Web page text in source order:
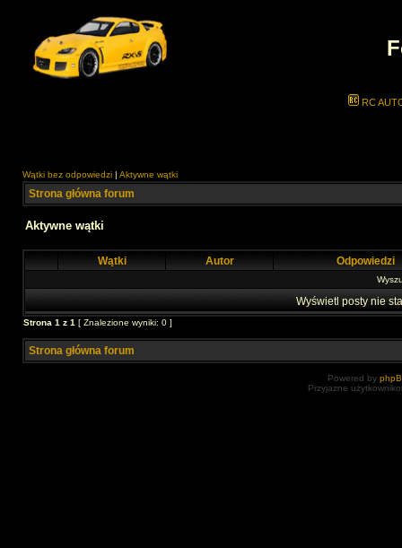
RC
Wątki bez odpowiedzi | Aktywne wątki
Strona główna forum
Aktywne wątki
Wątki Autor Odpowiedzi
Wyświetl posty nie
Strona 1 z 1 [ Znalezione wyniki: 0 ]
Strona główna forum
Powered by
Przyjazne